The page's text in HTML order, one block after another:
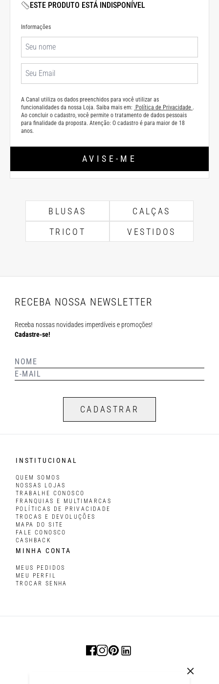
ESTE PRODUTO ESTÁ INDISPONÍVEL
Informações
A Canal utiliza os dados preenchidos para você utilizar as
funcionalidades da nossa Loja. Saiba mais em:
Política de Privacidade .
Ao concluir o cadastro, você permite o tratamento de dados pessoais
para finalidade da proposta. Atenção: O cadastro é para maior de 18
anos.
AVISE-ME
BLUSAS
CALÇAS
TRICOT
VESTIDOS
RECEBA NOSSA NEWSLETTER
Receba nossas novidades imperdíveis e promoções!
Cadastre-se!
CADASTRAR
INSTITUCIONAL
QUEM SOMOS
NOSSAS LOJAS
TRABALHE CONOSCO
FRANQUIAS E MULTIMARCAS
POLÍTICAS DE PRIVACIDADE
TROCAS E DEVOLUÇÕES
MAPA DO SITE
FALE CONOSCO
CASHBACK
MINHA CONTA
MEUS PEDIDOS
MEU PERFIL
TROCAR SENHA